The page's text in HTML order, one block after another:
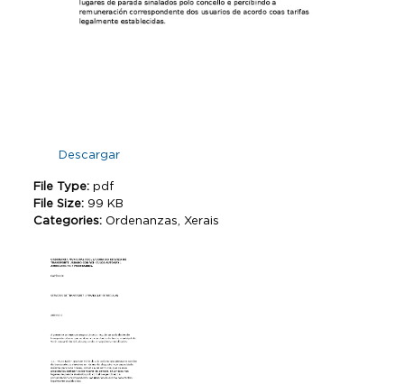
Descargar
File Type: pdf
File Size: 99 KB
Categories: Ordenanzas, Xerais